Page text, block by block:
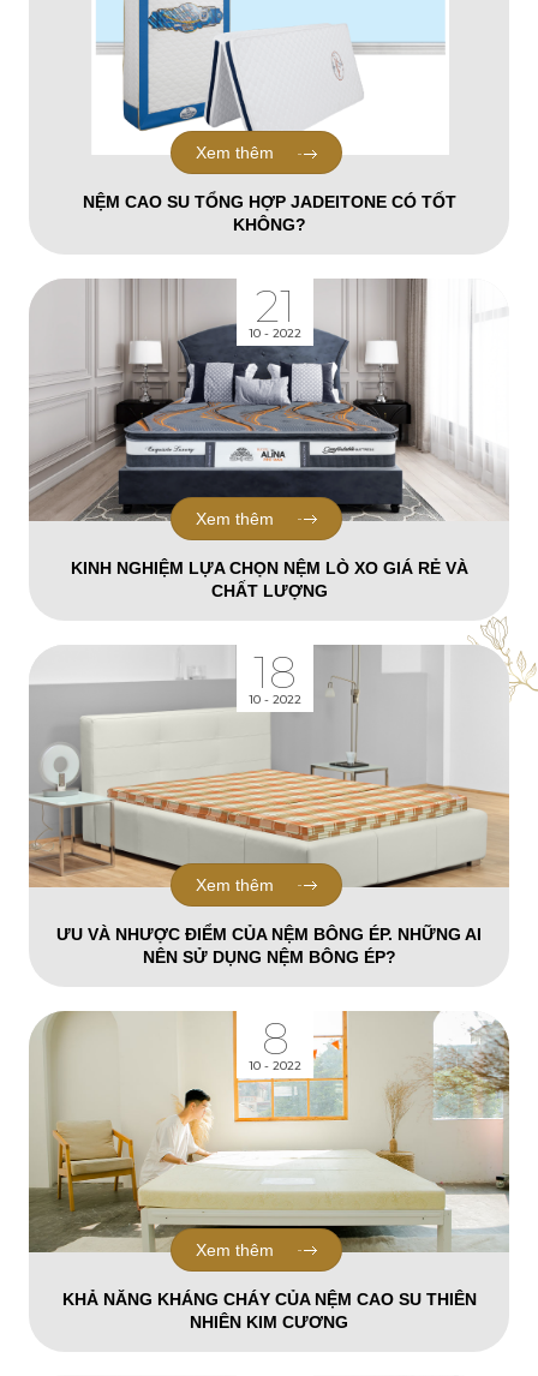
NỆM CAO SU TỔNG HỢP JADEITONE CÓ TỐT
KHÔNG?
Xem thêm
21
10 - 2022
KINH NGHIỆM LỰA CHỌN NỆM LÒ XO GIÁ RẺ VÀ
CHẤT LƯỢNG
Xem thêm
18
10 - 2022
ƯU VÀ NHƯỢC ĐIỂM CỦA NỆM BÔNG ÉP. NHỮNG AI
NÊN SỬ DỤNG NỆM BÔNG ÉP?
Xem thêm
8
10 - 2022
KHẢ NĂNG KHÁNG CHÁY CỦA NỆM CAO SU THIÊN
NHIÊN KIM CƯƠNG
Xem thêm